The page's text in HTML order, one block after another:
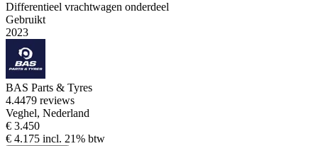
Differentieel vrachtwagen onderdeel
Gebruikt
2023
BAS Parts & Tyres
4.4479 reviews
Veghel, Nederland
€ 3.450
€ 4.175 incl. 21% btw